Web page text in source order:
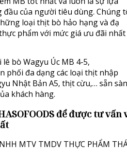
đầu của người tiêu dùng. Chúng
loại thịt bò hảo hạng và đạ
phẩm với mức giá ưu đãi nhất
bò Wagyu Úc MB 4-5,
phối đa dạng các loại thịt nhập
Nhật Bản A5, thịt cừu,… sẵn
khách hàng.
để được tư vấn
MTV TMDV THỰC PHẨM